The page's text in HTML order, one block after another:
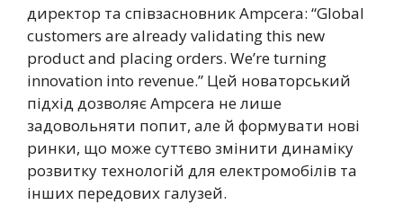
директор та співзасновник Ampcera: “Global
customers are already validating this new
product and placing orders. We’re turning
innovation into revenue.” Цей новаторський
підхід дозволяє Ampcera не лише
задовольняти попит, але й формувати нові
ринки, що може суттєво змінити динаміку
розвитку технологій для електромобілів та
інших передових галузей.